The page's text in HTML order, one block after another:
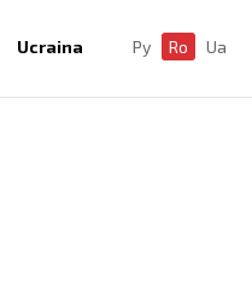
Ucraina Ру Ro Ua